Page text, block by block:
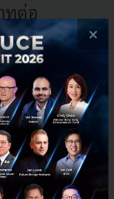
ทต่อ
ภาพ
เกษตร
และท่อง
ยงานที่
และพัฒนา
ห้โดดเด่นขึ้น
×